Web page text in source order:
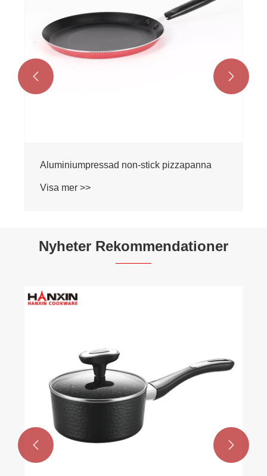
Aluminiumpressad non-stick pizzapanna
Visa mer >>
 
Nyheter Rekommendationer
 